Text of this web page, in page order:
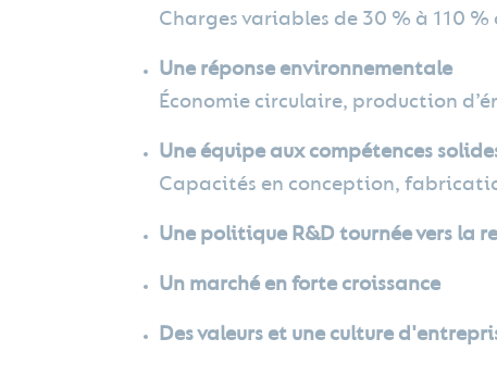
Charges variables de 30 % à 110
Une réponse environnementale
Économie circulaire, production
Une équipe aux compétences
Capacités en conception,
Une politique R&D tournée vers la
Un marché en forte croissance
Des valeurs et une culture